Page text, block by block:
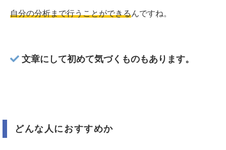
自分の分析まで行うことができるんですね。
文章にして初めて気づくものもあります。
どんな人におすすめか